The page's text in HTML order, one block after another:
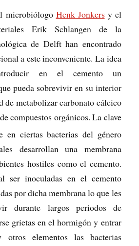
microbiólogo Henk Jonkers y el
Erik Schlangen de la
de Delft han encontrado
a este inconveniente. La idea
en el cemento un
pueda sobrevivir en su interior
de metabolizar carbonato cálcico
compuestos orgánicos. La clave
en ciertas bacterias del género
desarrollan una membrana
hostiles como el cemento.
ser inoculadas en el cemento
por dicha membrana lo que les
durante largos periodos de
grietas en el hormigón y entrar
otros elementos las bacterias